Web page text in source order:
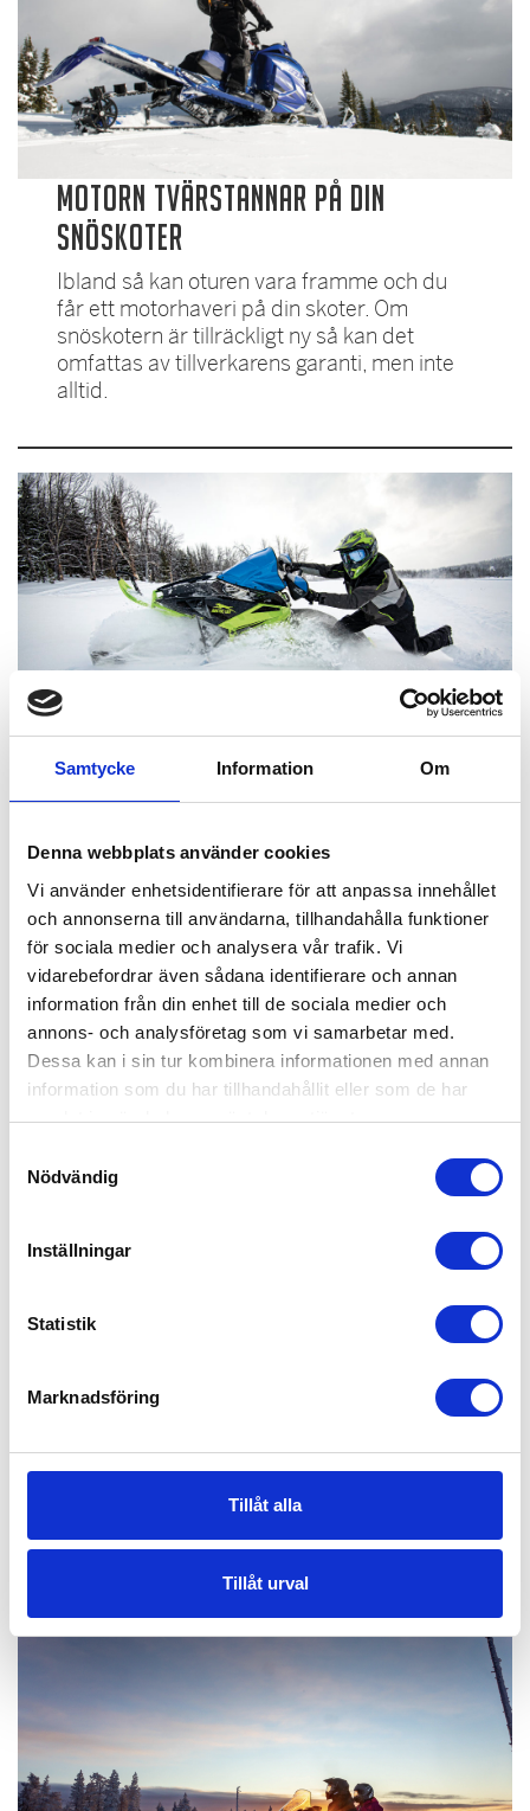
Samtycke Information Om
Denna webbplats använder cookies
Vi använder enhetsidentifierare för att anpassa innehållet
och annonserna till användarna, tillhandahålla funktioner
för sociala medier och analysera vår trafik. Vi
vidarebefordrar även sådana identifierare och annan
information från din enhet till de sociala medier och
annons- och analysföretag som vi samarbetar med.
Dessa kan i sin tur kombinera informationen med annan
information som du har tillhandahållit eller som de har
samlat in när du har använt deras tjänster.
Nödvändig
Inställningar
Statistik
Marknadsföring
Tillåt alla
Tillåt urval
Motorn tvärstannar på din
snöskoter
Ibland så kan oturen vara framme och du
får ett motorhaveri på din skoter. Om
snöskotern är tillräckligt ny så kan det
omfattas av tillverkarens garanti, men inte
alltid.
Du kör i nysnö och slår i en gömd
vanligaste skoterolyckorna. Det ser inte
alltid så farligt ut men oftast har även
framvagnen eller ännu värre chassiet blivit
skadad.
Du kör i skogstrång terräng och
en gren slår sönder vindrutan
Att en ruta går sönder är lätt hänt men med
mindre summa för bytet.